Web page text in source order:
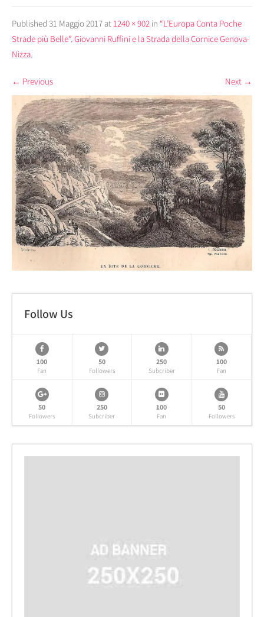
Published 31 Maggio 2017 at1240 × 902 in “L’Europa Conta Poche
Strade più Belle”. Giovanni Ruffini e la Strada della Cornice Genova-
Nizza.
← Previous Next →
Follow Us
100
Fan
50
Followers
250
Subcriber
100
Fan
50
Followers
250
Subcriber
100
Fan
50
Followers